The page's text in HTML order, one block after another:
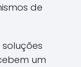
de
um